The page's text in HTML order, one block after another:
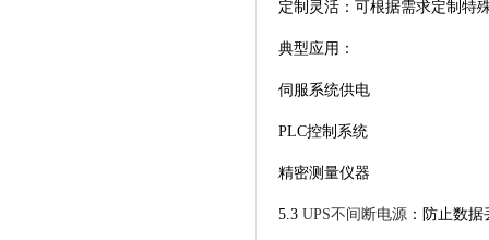
定制灵活：可根据需求定制特
典型应用：
伺服系统供电
PLC控制系统
精密测量仪器
5.3 UPS不间断电源 ：防止数据